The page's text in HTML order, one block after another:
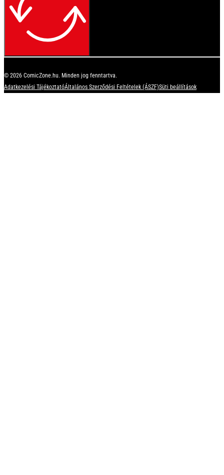
© 2026 ComicZone.hu. Minden jog fenntartva.
Adatkezelési TájékoztatóÁltalános Szerződési Feltételek (ÁSZF)Süti beállítások